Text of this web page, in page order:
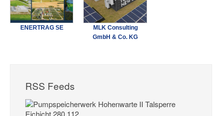
ENERTRAG SE
MLK Consulting
GmbH & Co. KG
RSS Feeds